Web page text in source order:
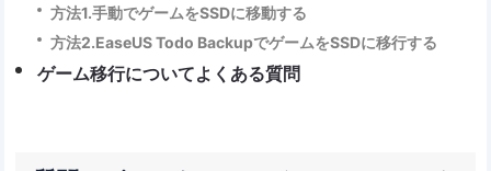
方法1.手動でゲームをSSDに移動する
方法2.EaseUS Todo BackupでゲームをSSDに移行する
ゲーム移行についてよくある質問